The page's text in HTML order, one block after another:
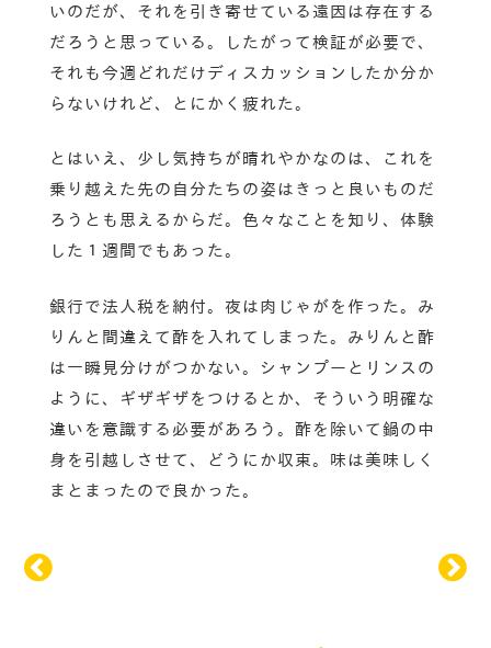
いのだが、それを引き寄せている遠因は存在する
だろうと思っている。したがって検証が必要で、
それも今週どれだけディスカッションしたか分か
らないけれど、とにかく疲れた。
とはいえ、少し気持ちが晴れやかなのは、これを
乗り越えた先の自分たちの姿はきっと良いものだ
ろうとも思えるからだ。色々なことを知り、体験
した１週間でもあった。
銀行で法人税を納付。夜は肉じゃがを作った。み
りんと間違えて酢を入れてしまった。みりんと酢
は一瞬見分けがつかない。シャンプーとリンスの
ように、ギザギザをつけるとか、そういう明確な
違いを意識する必要があろう。酢を除いて鍋の中
身を引越しさせて、どうにか収束。味は美味しく
まとまったので良かった。